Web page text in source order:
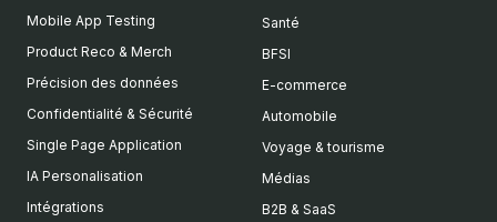
Mobile App Testing
Product Reco & Merch
Précision des données
Confidentialité & Sécurité
Single Page Application
IA Personalisation
Intégrations
Santé
BFSI
E-commerce
Automobile
Voyage & tourisme
Médias
B2B & SaaS